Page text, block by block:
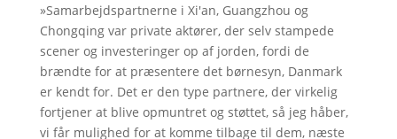
»Samarbejdspartnerne i Xi'an, Guangzhou og
Chongqing var private aktører, der selv stampede
scener og investeringer op af jorden, fordi de
brændte for at præsentere det børnesyn, Danmark
er kendt for. Det er den type partnere, der virkelig
fortjener at blive opmuntret og støttet, så jeg håber,
vi får mulighed for at komme tilbage til dem, næste